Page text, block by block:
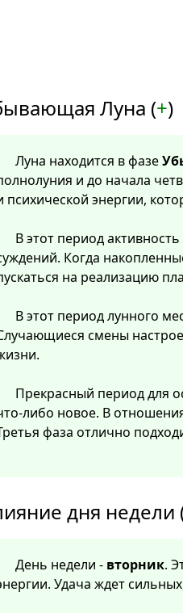
Луна (+)
Луна находится в фазе
и до начала
психической энергии,
В этот период
Когда
на реализацию
В этот период лунного
смены
Прекрасный период для
либо новое. В
фаза отлично
дня недели
День недели - вторник.
Удача ждет